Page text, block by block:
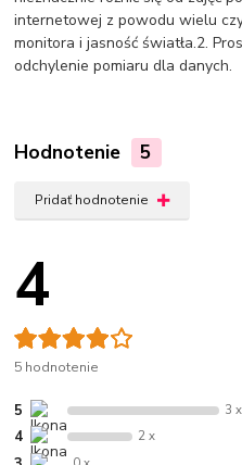
internetowej z powodu wielu
monitora i jasność światła.2.
odchylenie pomiaru dla danych.
Hodnotenie 5
Pridať hodnotenie
4
5 hodnotenie
5 3 x
4 2 x